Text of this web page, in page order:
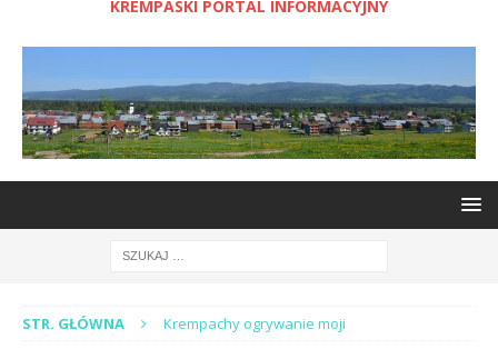
KREMPASKI PORTAL INFORMACYJNY
STR. GŁÓWNA Krempachy ogrywanie moji